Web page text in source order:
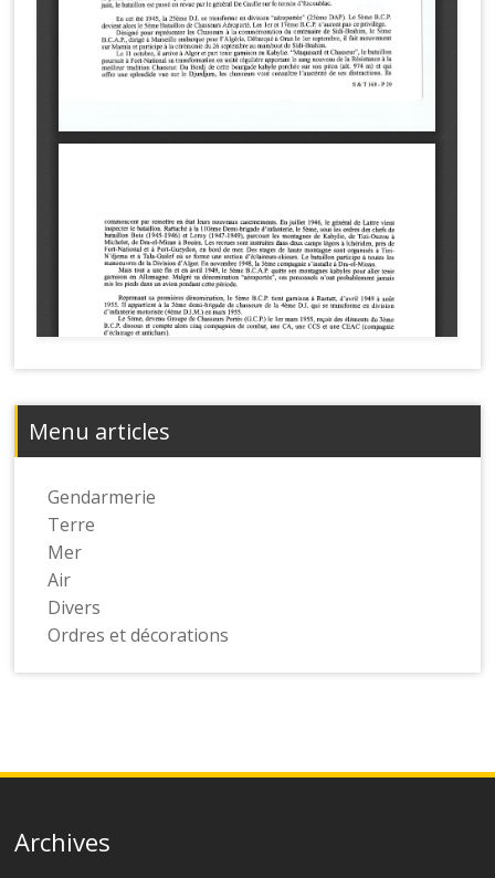
Menu articles
Gendarmerie
Terre
Mer
Air
Divers
Ordres et décorations
Archives